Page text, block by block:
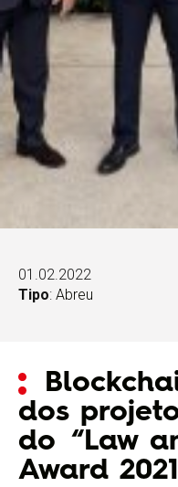
01.02.2022
Tipo: Abreu
dos
do “Law
Award